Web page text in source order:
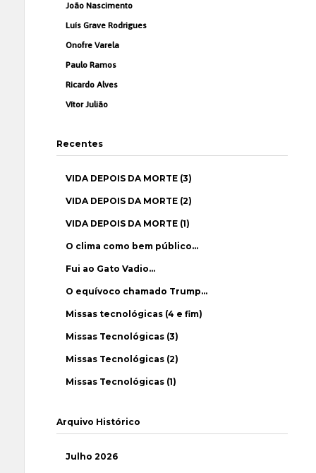
João Nascimento
Luís Grave Rodrigues
Onofre Varela
Paulo Ramos
Ricardo Alves
Vítor Julião
Recentes
VIDA DEPOIS DA MORTE (3)
VIDA DEPOIS DA MORTE (2)
VIDA DEPOIS DA MORTE (1)
O clima como bem público…
Fui ao Gato Vadio…
O equívoco chamado Trump…
Missas tecnológicas (4 e fim)
Missas Tecnológicas (3)
Missas Tecnológicas (2)
Missas Tecnológicas (1)
Arquivo Histórico
Julho 2026